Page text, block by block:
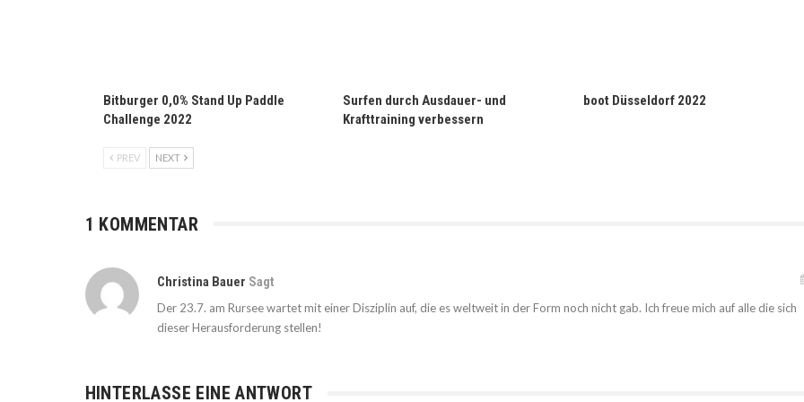
Bitburger 0,0% Stand Up Paddle
Challenge 2022
Surfen durch Ausdauer- und
Krafttraining verbessern
boot Düsseldorf 2022
PREV NEXT
1 KOMMENTAR
Christina Bauer Sagt
Der 23.7. am Rursee wartet mit einer Disziplin auf, die es weltweit in der Form noch nicht gab. Ich freue mich auf alle die sich
dieser Herausforderung stellen!
HINTERLASSE EINE ANTWORT